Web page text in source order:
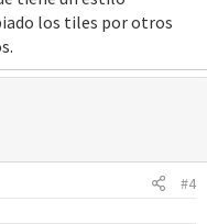
los tiles por otros
#4